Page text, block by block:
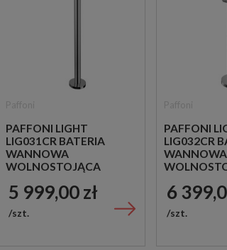
PAFFONI LIGHT
LIG031CR BATERIA
WANNOWA
WOLNOSTOJĄCA
5 999,00 zł
szt.
PAFFONI
LIG032CR
WANNOWA
6
szt.